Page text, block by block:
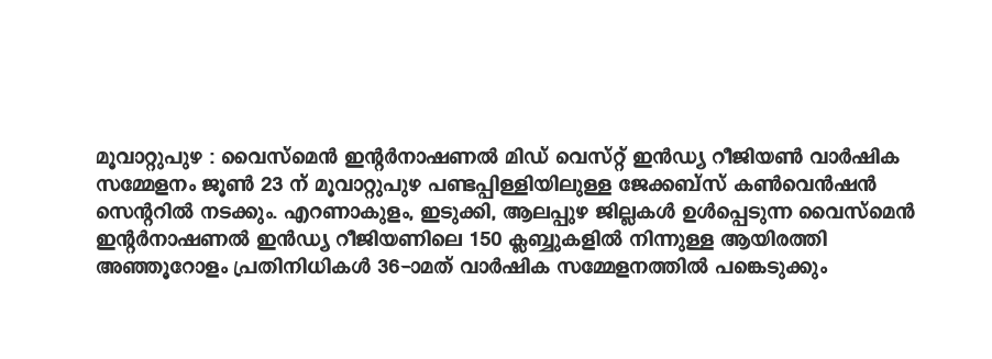
മൂവാറ്റുപുഴ : വൈസ്‌മെന്‍ ഇന്റര്‍നാഷണല്‍ മിഡ് വെസ്റ്റ് ഇന്‍ഡ്യ റീജിയണ്‍ വാര്‍ഷിക
സമ്മേളനം ജൂണ്‍ 23 ന് മൂവാറ്റുപുഴ പണ്ടപ്പിള്ളിയിലുള്ള ജേക്കബ്‌സ് കണ്‍വെന്‍ഷന്‍
സെന്ററില്‍ നടക്കും. എറണാകുളം, ഇടുക്കി, ആലപ്പുഴ ജില്ലകള്‍ ഉള്‍പ്പെടുന്ന വൈസ്‌മെന്‍
ഇന്റര്‍നാഷണല്‍ ഇന്‍ഡ്യ റീജിയണിലെ 150 ക്ലബ്ബുകളില്‍ നിന്നുള്ള ആയിരത്തി
അഞ്ഞൂറോളം പ്രതിനിധികള്‍ 36-ാമത് വാര്‍ഷിക സമ്മേളനത്തില്‍ പങ്കെടുക്കും